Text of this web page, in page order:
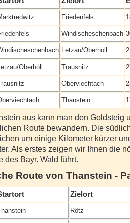
Friedenfels
Windischeschenbach
Letzau/Oberhöll
Oberhöll Trausnitz
Oberviechtach
Thanstein
aus kann man den Goldsteig
Route bewandern. Die
um einige Kilometer kürzer
Als erstes zeigen wir Ihnen die
des Bayr. Wald führt.
Route von Thanstein -
Zielort
Rötz